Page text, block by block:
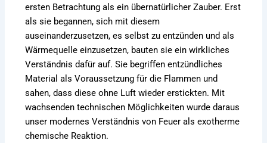
ersten Betrachtung als ein übernatürlicher Zauber. Erst
als sie begannen, sich mit diesem
auseinanderzusetzen, es selbst zu entzünden und als
Wärmequelle einzusetzen, bauten sie ein wirkliches
Verständnis dafür auf. Sie begriffen entzündliches
Material als Voraussetzung für die Flammen und
sahen, dass diese ohne Luft wieder erstickten. Mit
wachsenden technischen Möglichkeiten wurde daraus
unser modernes Verständnis von Feuer als exotherme
chemische Reaktion.